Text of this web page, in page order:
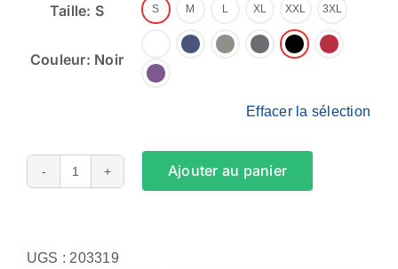
Taille: S S M L XL XXL 3XL
Couleur: Noir
Effacer la sélection
quantité
Shirt
Ajouter au panier
UGS : 203319